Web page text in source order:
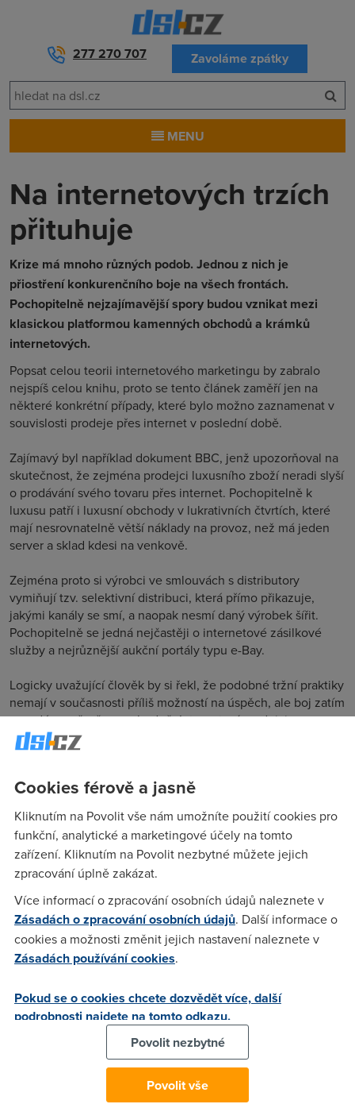
277 270 707 Zavoláme zpátky
MENU
Na internetových trzích
přituhuje
Krize má mnoho různých podob. Jednou z nich je
přiostření konkurenčního boje na všech frontách.
Pochopitelně nejzajímavější spory budou vznikat mezi
klasickou platformou kamenných obchodů a krámků
internetových.
Popsat celou teorii internetového marketingu by zabralo
nejspíš celou knihu, proto se tento článek zaměří jen na
některé konkrétní případy, které bylo možno zaznamenat v
souvislosti prodeje přes internet v poslední době.
Zajímavý byl například dokument BBC, jenž upozorňoval na
skutečnost, že zejména prodejci luxusního zboží neradi slyší
o prodávání svého tovaru přes internet. Pochopitelně k
luxusu patří i luxusní obchody v lukrativních čtvrtích, které
mají nesrovnatelně větší náklady na provoz, než má jeden
server a sklad kdesi na venkově.
Zejména proto si výrobci ve smlouvách s distributory
vymiňují tzv. selektivní distribuci, která přímo přikazuje,
jakými kanály se smí, a naopak nesmí daný výrobek šířit.
Pochopitelně se jedná nejčastěji o internetové zásilkové
služby a nejrůznější aukční portály typu e-Bay.
Logicky uvažující člověk by si řekl, že podobné tržní praktiky
nemají v současnosti příliš možností na úspěch, ale boj zatím
vypadá poměrně nerozhodně. Internetoví prodejci
pochopitelně příkaz obcházejí a pak je na soudech, aby
rozhodovaly v případech, na které není evropská judikatura
Kdy se smí distribuovat selektivně?
Příkladem budiž případ ze sousedního Německa, kde se v
rámci práva na hospodářskou soutěž ozval diskriminovaný
prodejce batohů a tašek Scout. Podle pravidel hospodářské
soutěže totiž nesmí být selektivní distribuce uvalena na
třicet procent.
Distributor vycházel z premisy, že batohy Scout jsou na
německém trhu tak populární, že jejich podíl přesahuje 40%,
Prvoinstanční soud proto žalobu - kterou distributor podal na
výrobce - smetl ze stolu. Nepomohla ani námitka, že
například německý tradiční velkoprodejce OTTO nabízí
batohy Scout i ve své internetové zásilkové službě a žádné
sankce mu nehrozí, zatímco v jejich případě je prodej přes e-
Cookies férově a jasně
Kliknutím na Povolit vše nám umožníte použití cookies pro
funkční, analytické a marketingové účely na tomto
zařízení. Kliknutím na Povolit nezbytné můžete jejich
zpracování úplně zakázat.
Více informací o zpracování osobních údajů naleznete v
Zásadách o zpracování osobních údajů. Další informace o
cookies a možnosti změnit jejich nastavení naleznete v
Zásadách používání cookies.
Pokud se o cookies chcete dozvědět více, další
podrobnosti najdete na tomto odkazu.
Povolit nezbytné
Povolit vše